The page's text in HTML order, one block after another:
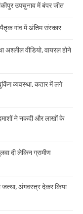
उपचुनाव में बंपर जीत
पैतृक गांव में अंतिम संस्कार
अश्लील वीडियो, वायरल होने
व्यवस्था, कतार में लगे
ने नकदी और लाखों के
दी लेकिन ग्रामीण
जत्था, अंगवस्त्र देकर किया